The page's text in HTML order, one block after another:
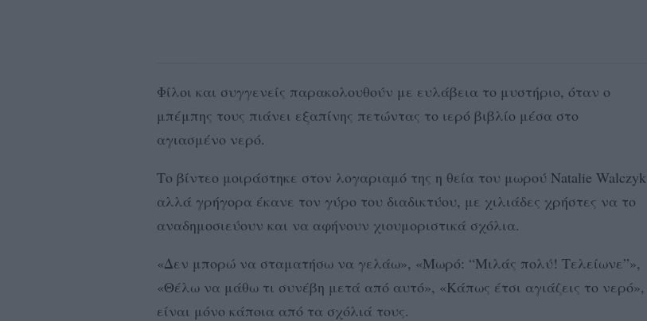
Φίλοι και συγγενείς παρακολουθούν με ευλάβεια το μυστήριο, όταν ο
μπέμπης τους πιάνει εξαπίνης πετώντας το ιερό βιβλίο μέσα στο
αγιασμένο νερό.
Το βίντεο μοιράστηκε στον λογαριαμό της η θεία του μωρού Natalie Walczyk
αλλά γρήγορα έκανε τον γύρο του διαδικτύου, με χιλιάδες χρήστες να το
αναδημοσιεύουν και να αφήνουν χιουμοριστικά σχόλια.
«Δεν μπορώ να σταματήσω να γελάω», «Μωρό: “Μιλάς πολύ! Τελείωνε”»,
«Θέλω να μάθω τι συνέβη μετά από αυτό», «Κάπως έτσι αγιάζεις το νερό»,
είναι μόνο κάποια από τα σχόλιά τους.